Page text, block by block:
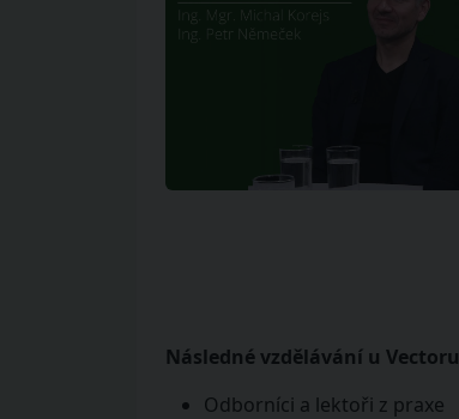
Následné vzdělávání u Vectoru
Odborníci a lektoři z praxe